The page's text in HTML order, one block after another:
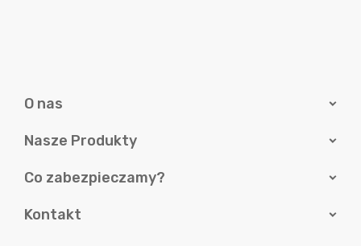
O nas
Nasze Produkty
Co zabezpieczamy?
Kontakt